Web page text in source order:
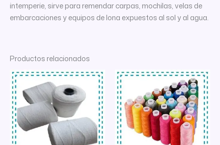
intemperie, sirve para remendar carpas, mochilas, velas de
embarcaciones y equipos de lona expuestos al sol y al agua.
Productos relacionados